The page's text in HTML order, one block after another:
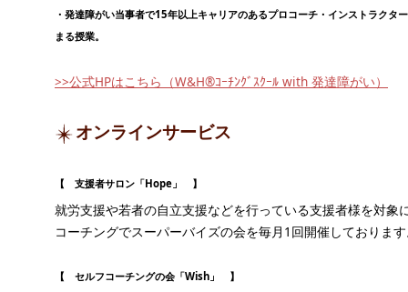
・発達障がい当事者で15年以上キャリアのあるプロコーチ・インストラクタ
まる授業。
>>公式HPはこちら（W&H®ｺｰﾁﾝｸﾞｽｸｰﾙ with 発達障がい）
オンラインサービス
【 支援者サロン「Hope」 】
就労支援や若者の自立支援などを行っている支援者様を対象
コーチングでスーパーバイズの会を毎月1回開催しておりま
【 セルフコーチングの会「Wish」 】